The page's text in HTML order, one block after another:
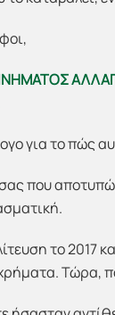
για το πώς
που
το 2017
Τώρα,